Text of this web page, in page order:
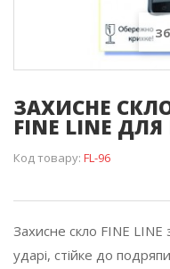
ЗАХИСНЕ СКЛО
FINE LINE ДЛЯ
Код товару: FL-96
Захисне скло FINE LINE
ударі, стійке до